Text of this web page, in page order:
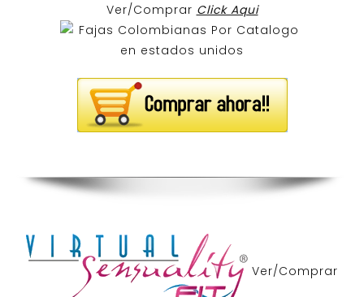
Ver/Comprar Click Aqui
Ver/Comprar